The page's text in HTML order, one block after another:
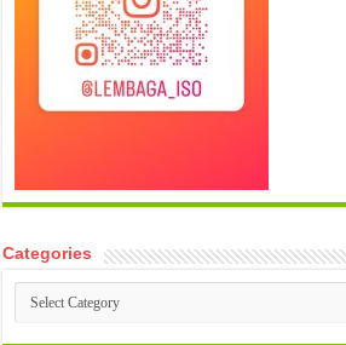
Categories
Categories